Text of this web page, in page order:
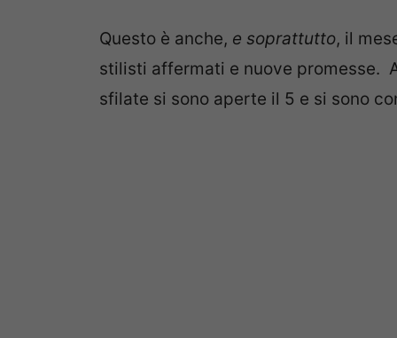
Questo è anche, e soprattutto, il
stilisti affermati e nuove promesse.
sfilate si sono aperte il 5 e si sono